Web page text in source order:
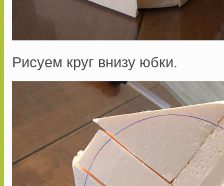
Рисуем круг внизу юбки.